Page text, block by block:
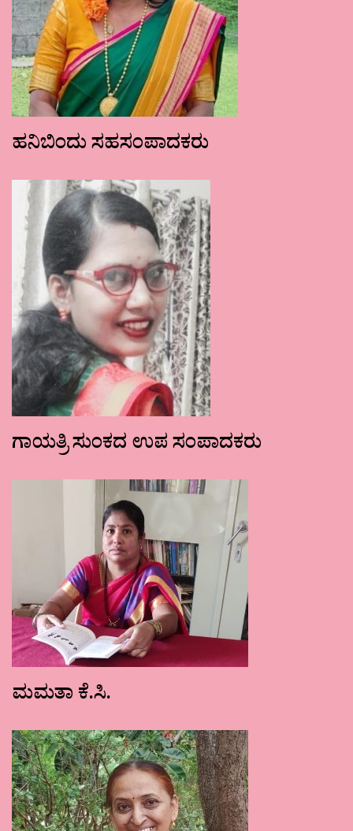
ಹನಿಬಿಂದು ಸಹಸಂಪಾದಕರು
ಗಾಯತ್ರಿ ಸುಂಕದ ಉಪ ಸಂಪಾದಕರು
ಮಮತಾ ಕೆ.ಸಿ.